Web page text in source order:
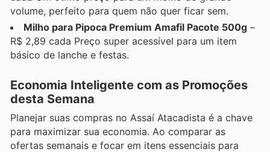
volume, perfeito para quem não quer ficar sem.
Milho para Pipoca Premium Amafil Pacote 500g –
R$ 2,89 cada Preço super acessível para um item
básico de lanche e festas.
Economia Inteligente com as Promoções
desta Semana
Planejar suas compras no Assaí Atacadista é a chave
para maximizar sua economia. Ao comparar as
ofertas semanais e focar em itens essenciais para